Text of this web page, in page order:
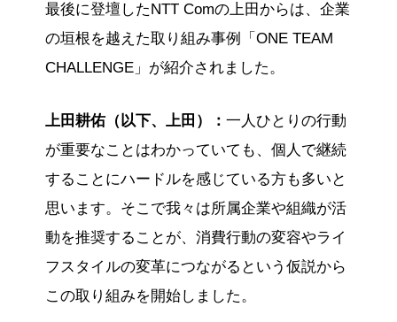
最後に登壇したNTT Comの上田からは、企業
の垣根を越えた取り組み事例「ONE TEAM
CHALLENGE」が紹介されました。
上田耕佑（以下、上田）： 一人ひとりの行動
が重要なことはわかっていても、個人で継続
することにハードルを感じている方も多いと
思います。そこで我々は所属企業や組織が活
動を推奨することが、消費行動の変容やライ
フスタイルの変革につながるという仮説から
この取り組みを開始しました。